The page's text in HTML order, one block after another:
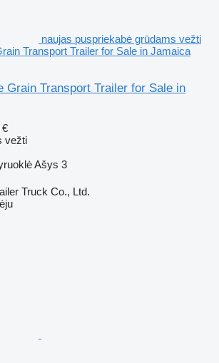
naujas puspriekabė grūdams vežti
Transport Trailer for Sale in Jamaica
Grain Transport Trailer for Sale in
€
vežti
Ašys 3
Truck Co., Ltd.